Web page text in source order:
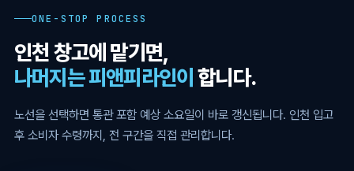
ONE-STOP PROCESS
인천 창고에 맡기면,
나머지는 피앤피라인이 합니다.
노선을 선택하면 통관 포함 예상 소요일이 바로 갱신됩니다. 인천 입고
후 소비자 수령까지, 전 구간을 직접 관리합니다.